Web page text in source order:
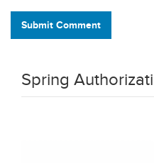
Submit Comment
Spring